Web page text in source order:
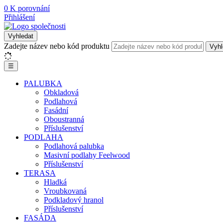
0 K porovnání
Přihlášení
Vyhledat
Zadejte název nebo kód produktu
☰
PALUBKA
Obkladová
Podlahová
Fasádní
Oboustranná
Příslušenství
PODLAHA
Podlahová palubka
Masivní podlahy Feelwood
Příslušenství
TERASA
Hladká
Vroubkovaná
Podkladový hranol
Příslušenství
FASÁDA